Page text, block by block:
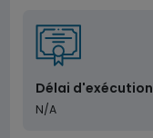
Délai d'exécution
N/A